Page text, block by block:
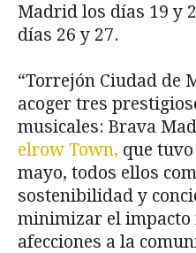
Madrid los días 19 y
días 26 y 27.
“Torrejón Ciudad de
acoger tres
musicales: Brava
elrow Town, que
mayo, todos ellos
sostenibilidad y
minimizar el impacto
afecciones a la